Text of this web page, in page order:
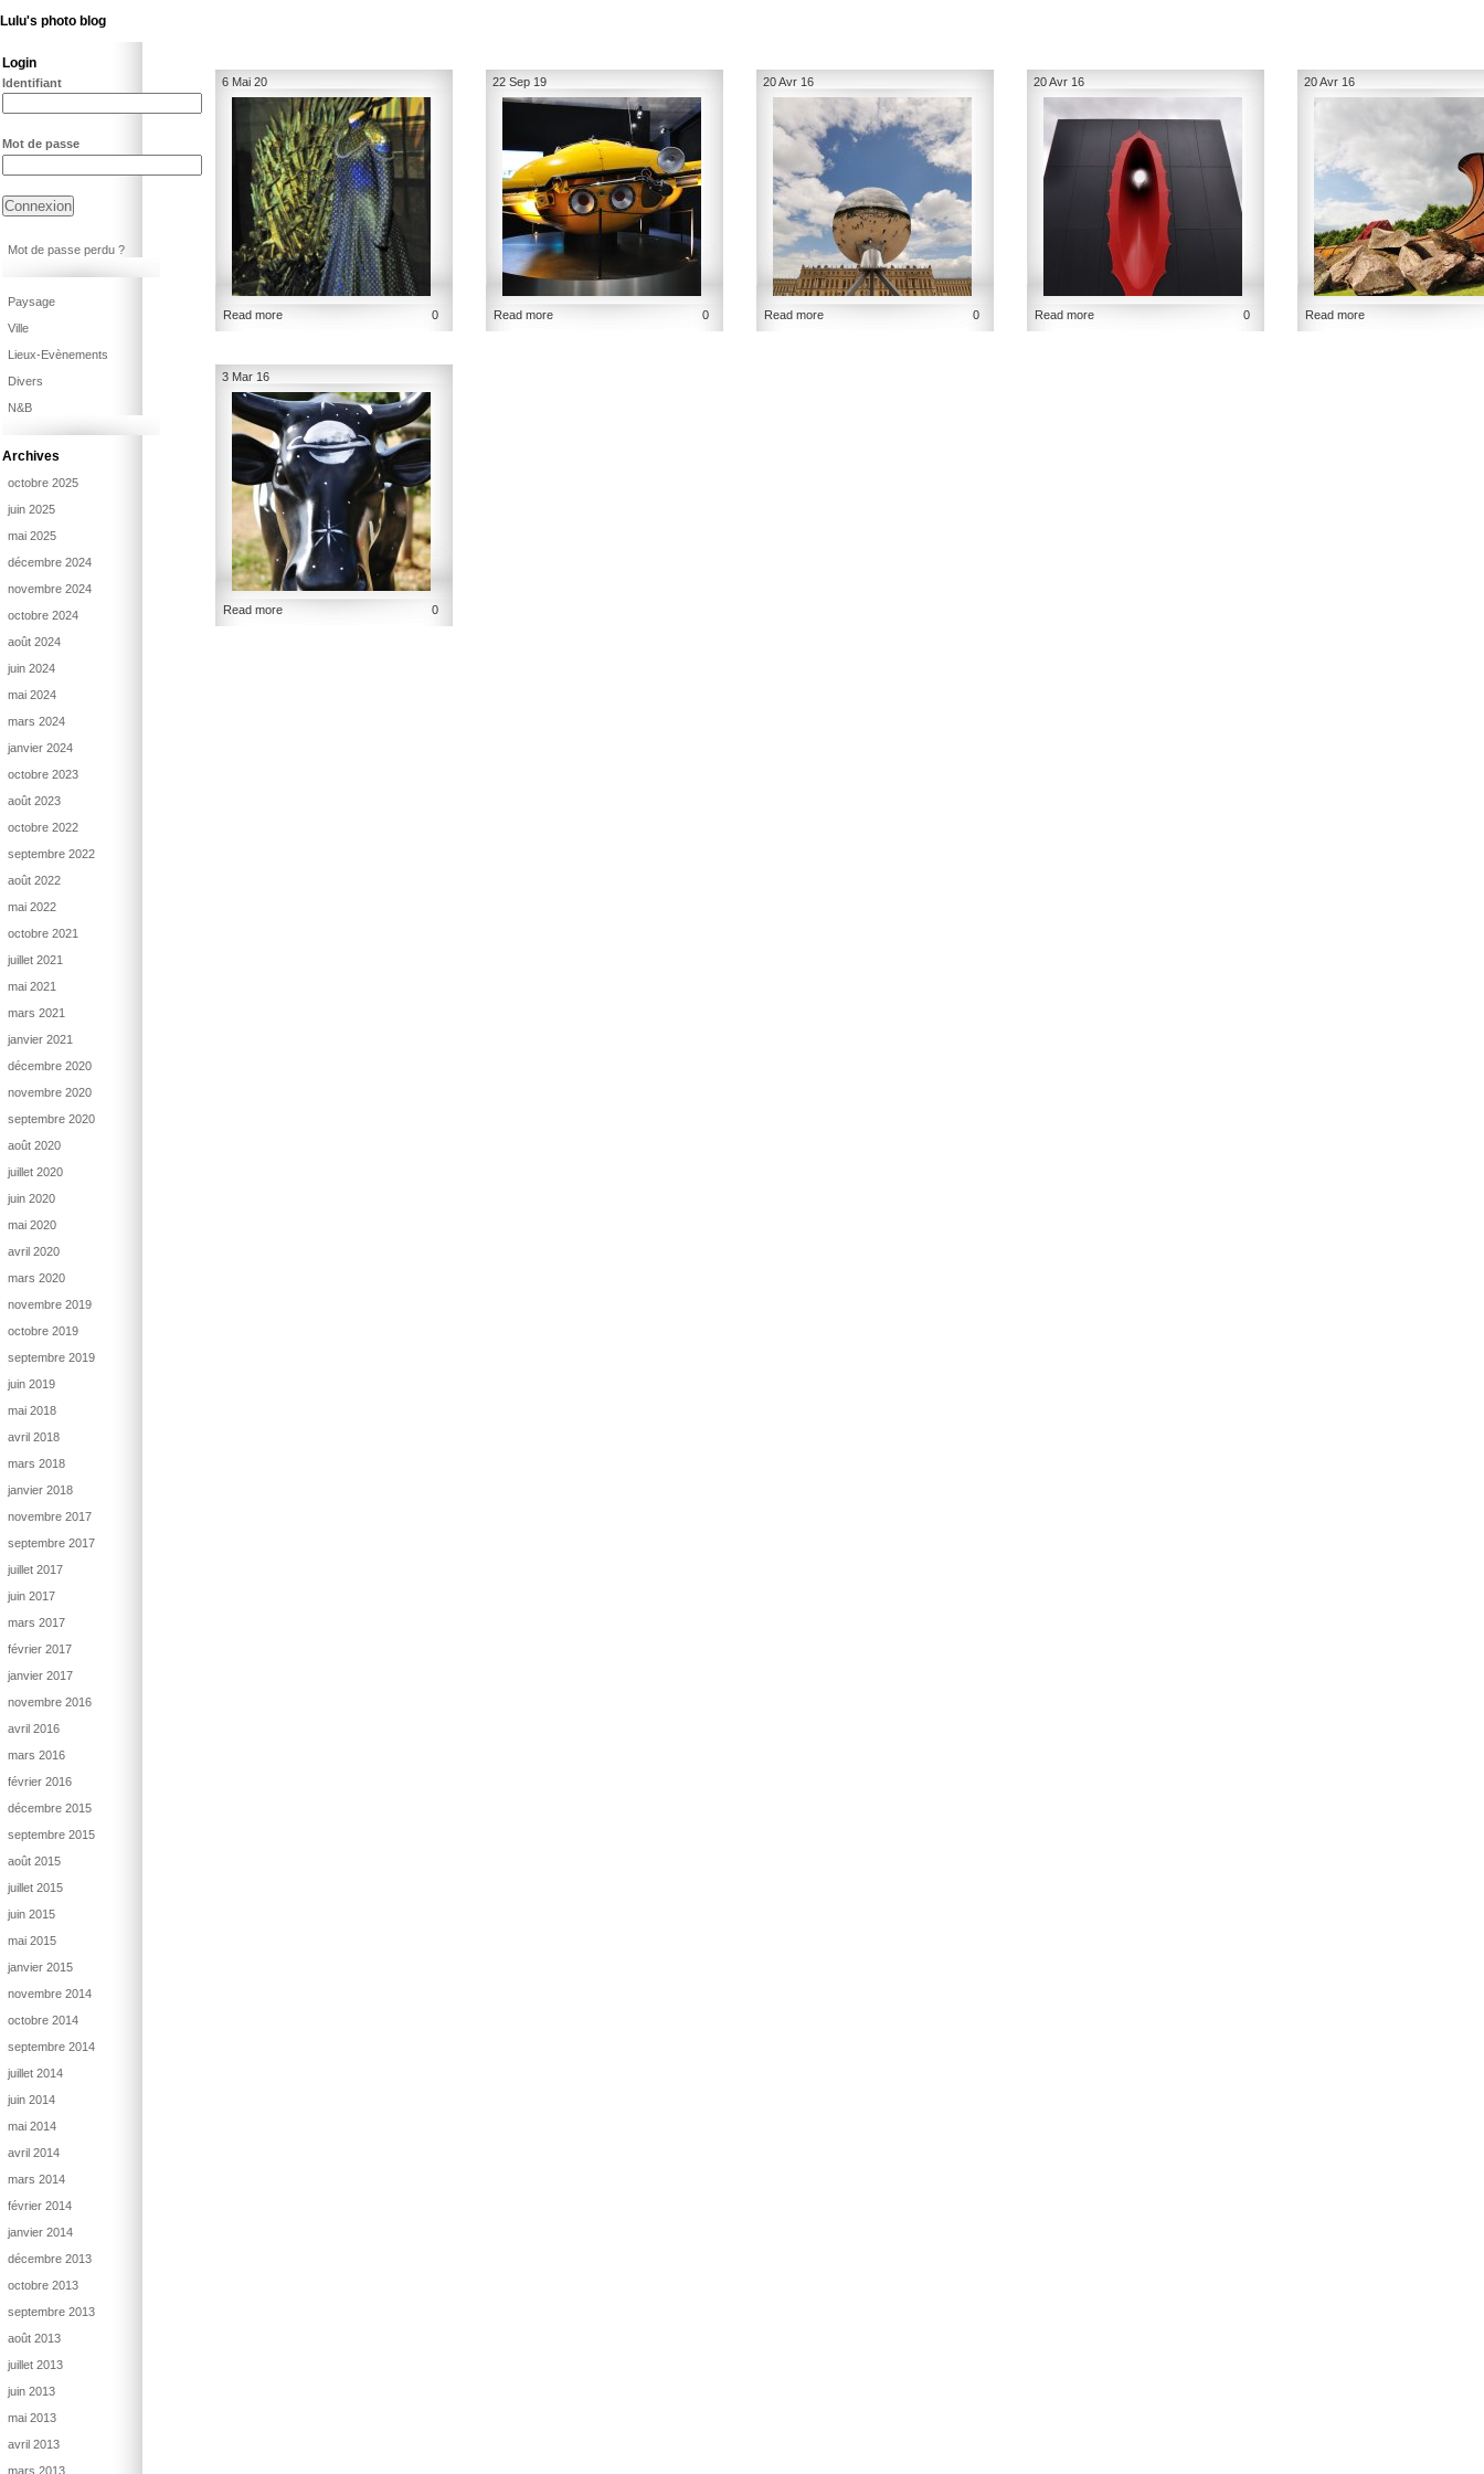
Lulu's photo blog
6 Mai 20
Read more 0
22 Sep 19
Read more 0
20 Avr 16
Read more 0
20 Avr 16
Read more 0
20 Avr 16
Read more
3 Mar 16
Read more 0
Login
Identifiant
Mot de passe
Mot de passe perdu ?
Paysage
Ville
Lieux-Evènements
Divers
N&B
Archives
octobre 2025
juin 2025
mai 2025
décembre 2024
novembre 2024
octobre 2024
août 2024
juin 2024
mai 2024
mars 2024
janvier 2024
octobre 2023
août 2023
octobre 2022
septembre 2022
août 2022
mai 2022
octobre 2021
juillet 2021
mai 2021
mars 2021
janvier 2021
décembre 2020
novembre 2020
septembre 2020
août 2020
juillet 2020
juin 2020
mai 2020
avril 2020
mars 2020
novembre 2019
octobre 2019
septembre 2019
juin 2019
mai 2018
avril 2018
mars 2018
janvier 2018
novembre 2017
septembre 2017
juillet 2017
juin 2017
mars 2017
février 2017
janvier 2017
novembre 2016
avril 2016
mars 2016
février 2016
décembre 2015
septembre 2015
août 2015
juillet 2015
juin 2015
mai 2015
janvier 2015
novembre 2014
octobre 2014
septembre 2014
juillet 2014
juin 2014
mai 2014
avril 2014
mars 2014
février 2014
janvier 2014
décembre 2013
octobre 2013
septembre 2013
août 2013
juillet 2013
juin 2013
mai 2013
avril 2013
mars 2013